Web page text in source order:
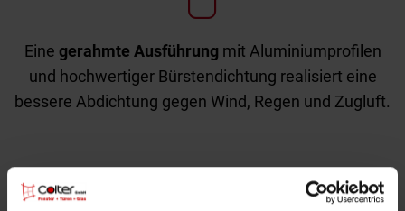
Eine gerahmte Ausführung mit Aluminiumprofilen
und hochwertiger Bürstendichtung realisiert eine
bessere Abdichtung gegen Wind, Regen und Zugluft.
Schiebeläden aus Holz und